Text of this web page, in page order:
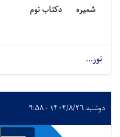
شمیره دکتاب نوم
نور...
دوشنبه ۱۴۰۴/۸/۲۶ - ۹:۵۸